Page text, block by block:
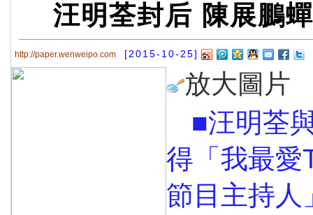
汪明荃封后 陳展鵬
http://paper.wenweipo.com [2015-10-25]
放大圖片
■汪明荃
得「我最愛
節目主持人